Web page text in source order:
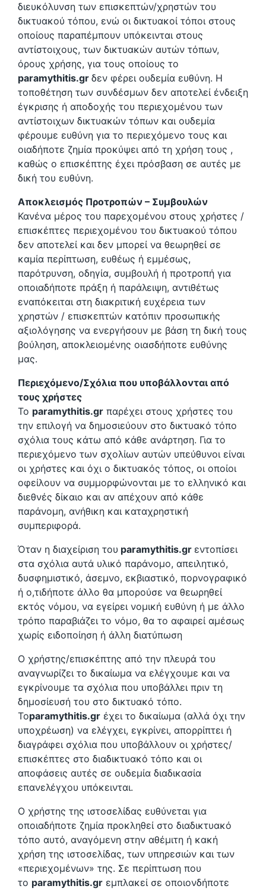
διευκόλυνση των επισκεπτών/χρηστών του
δικτυακού τόπου, ενώ οι δικτυακοί τόποι στους
οποίους παραπέμπουν υπόκεινται στους
αντίστοιχους, των δικτυακών αυτών τόπων,
όρους χρήσης, για τους οποίους το
paramythitis.gr δεν φέρει ουδεμία ευθύνη. Η
τοποθέτηση των συνδέσμων δεν αποτελεί ένδειξη
έγκρισης ή αποδοχής του περιεχομένου των
αντίστοιχων δικτυακών τόπων και ουδεμία
φέρουμε ευθύνη για το περιεχόμενο τους και
οιαδήποτε ζημία προκύψει από τη χρήση τους ,
καθώς ο επισκέπτης έχει πρόσβαση σε αυτές με
δική του ευθύνη.
Αποκλεισμός Προτροπών – Συμβουλών
Κανένα μέρος του παρεχομένου στους χρήστες /
επισκέπτες περιεχομένου του δικτυακού τόπου
δεν αποτελεί και δεν μπορεί να θεωρηθεί σε
καμία περίπτωση, ευθέως ή εμμέσως,
παρότρυνση, οδηγία, συμβουλή ή προτροπή για
οποιαδήποτε πράξη ή παράλειψη, αντιθέτως
εναπόκειται στη διακριτική ευχέρεια των
χρηστών / επισκεπτών κατόπιν προσωπικής
αξιολόγησης να ενεργήσουν με βάση τη δική τους
βούληση, αποκλειομένης οιασδήποτε ευθύνης
μας.
Περιεχόμενο/Σχόλια που υποβάλλονται από
τους χρήστες
Το paramythitis.gr παρέχει στους χρήστες του
την επιλογή να δημοσιεύουν στο δικτυακό τόπο
σχόλια τους κάτω από κάθε ανάρτηση. Για το
περιεχόμενο των σχολίων αυτών υπεύθυνοι είναι
οι χρήστες και όχι ο δικτυακός τόπος, οι οποίοι
οφείλουν να συμμορφώνονται με το ελληνικό και
διεθνές δίκαιο και αν απέχουν από κάθε
παράνομη, ανήθικη και καταχρηστική
συμπεριφορά.
Όταν η διαχείριση του paramythitis.gr εντοπίσει
στα σχόλια αυτά υλικό παράνομο, απειλητικό,
δυσφημιστικό, άσεμνο, εκβιαστικό, πορνογραφικό
ή ο,τιδήποτε άλλο θα μπορούσε να θεωρηθεί
εκτός νόμου, να εγείρει νομική ευθύνη ή με άλλο
τρόπο παραβιάζει το νόμο, θα το αφαιρεί αμέσως
χωρίς ειδοποίηση ή άλλη διατύπωση
Ο χρήστης/επισκέπτης από την πλευρά του
αναγνωρίζει το δικαίωμα να ελέγχουμε και να
εγκρίνουμε τα σχόλια που υποβάλλει πριν τη
δημοσίευσή του στο δικτυακό τόπο.
Τοparamythitis.gr έχει το δικαίωμα (αλλά όχι την
υποχρέωση) να ελέγχει, εγκρίνει, απορρίπτει ή
διαγράφει σχόλια που υποβάλλουν οι χρήστες/
επισκέπτες στο διαδικτυακό τόπο και οι
αποφάσεις αυτές σε ουδεμία διαδικασία
επανελέγχου υπόκεινται.
Ο χρήστης της ιστοσελίδας ευθύνεται για
οποιαδήποτε ζημία προκληθεί στο διαδικτυακό
τόπο αυτό, αναγόμενη στην αθέμιτη ή κακή
χρήση της ιστοσελίδας, των υπηρεσιών και των
«περιεχομένων» της. Σε περίπτωση που
το paramythitis.gr εμπλακεί σε οποιονδήποτε